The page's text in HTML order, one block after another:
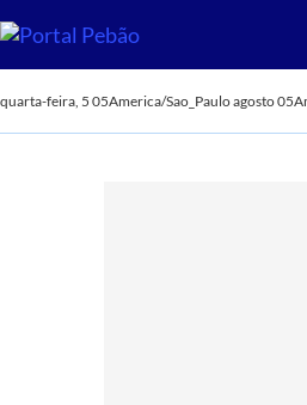
quarta-feira, 5 05America/Sao_Paulo agosto
Acidentes deixam dois